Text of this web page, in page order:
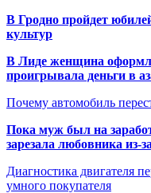
В Гродно пройдет
культур
В Лиде женщина
проигрывала деньги в
Почему автомобиль
Пока муж был на
зарезала любовника из-
Диагностика двигателя
умного покупателя